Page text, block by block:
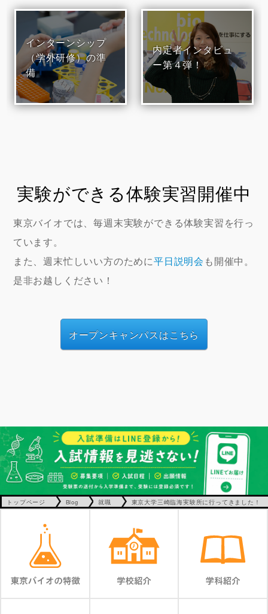
インターンシップ
（学外研修）の準
備
内定者インタビュ
ー第４弾！
実験ができる体験実習開催中
東京バイオでは、毎週末実験ができる体験実習を行っ
ています。
また、週末忙しいい方のために平日説明会 も開催中。
是非お越しください！
オープンキャンパスはこちら
トップページ Blog 就職 東京大学三崎臨海実験所に行ってきました！